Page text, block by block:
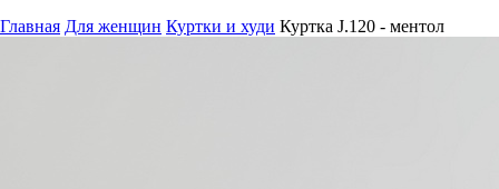
Главная Для женщин Куртки и худи Куртка J.120 - ментол